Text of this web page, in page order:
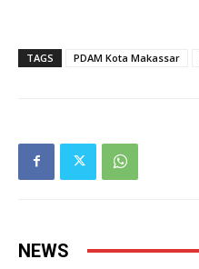
TAGS PDAM Kota Makassar
NEWS